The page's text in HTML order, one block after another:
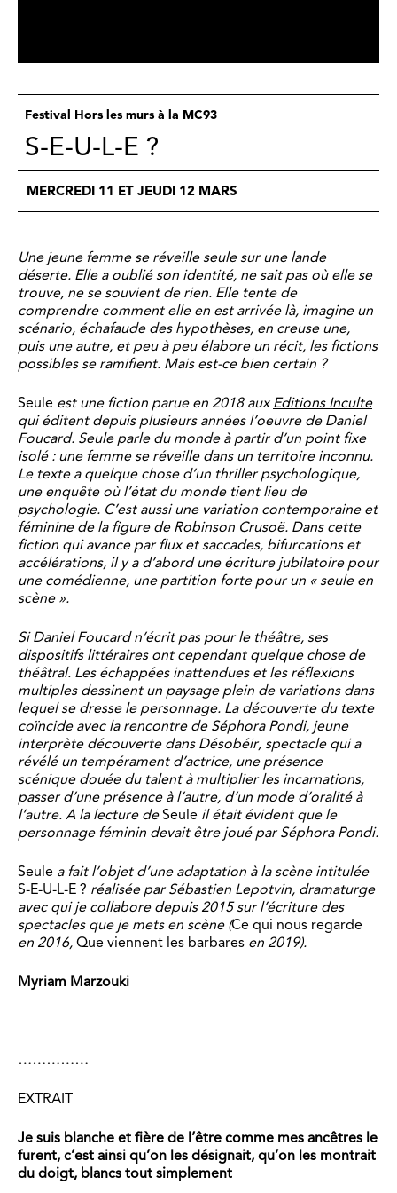
Festival Hors les murs à la MC93
S-E-U-L-E ?
MERCREDI 11 ET JEUDI 12 MARS
Une jeune femme se réveille seule sur une lande
déserte. Elle a oublié son identité, ne sait pas où elle se
trouve, ne se souvient de rien. Elle tente de
comprendre comment elle en est arrivée là, imagine un
scénario, échafaude des hypothèses, en creuse une,
puis une autre, et peu à peu élabore un récit, les fictions
possibles se ramifient. Mais est-ce bien certain ?
Seule est une fiction parue en 2018 aux Editions Inculte
qui éditent depuis plusieurs années l’oeuvre de Daniel
Foucard. Seule parle du monde à partir d’un point fixe
isolé : une femme se réveille dans un territoire inconnu.
Le texte a quelque chose d’un thriller psychologique,
une enquête où l’état du monde tient lieu de
psychologie. C’est aussi une variation contemporaine et
féminine de la figure de Robinson Crusoë. Dans cette
fiction qui avance par flux et saccades, bifurcations et
accélérations, il y a d’abord une écriture jubilatoire pour
une comédienne, une partition forte pour un « seule en
scène ».
Si Daniel Foucard n’écrit pas pour le théâtre, ses
dispositifs littéraires ont cependant quelque chose de
théâtral. Les échappées inattendues et les réflexions
multiples dessinent un paysage plein de variations dans
lequel se dresse le personnage. La découverte du texte
coïncide avec la rencontre de Séphora Pondi, jeune
interprète découverte dans Désobéir, spectacle qui a
révélé un tempérament d’actrice, une présence
scénique douée du talent à multiplier les incarnations,
passer d’une présence à l’autre, d’un mode d’oralité à
l’autre. A la lecture deSeule il était évident que le
personnage féminin devait être joué par Séphora Pondi.
Seule a fait l’objet d’une adaptation à la scène intitulée
S-E-U-L-E ? réalisée par Sébastien Lepotvin, dramaturge
avec qui je collabore depuis 2015 sur l’écriture des
spectacles que je mets en scène (Ce qui nous regarde
en 2016, Que viennent les barbares en 2019).
Myriam Marzouki
……………
EXTRAIT
Je suis blanche et fière de l’être comme mes ancêtres le
furent, c’est ainsi qu’on les désignait, qu’on les montrait
du doigt, blancs tout simplement